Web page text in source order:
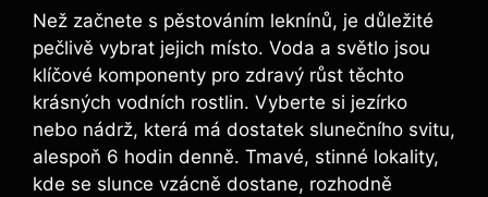
Než začnete s pěstováním leknínů, je důležité
pečlivě vybrat jejich místo. Voda a světlo jsou
klíčové komponenty pro zdravý růst těchto
krásných vodních rostlin. Vyberte si jezírko
nebo nádrž, která má dostatek slunečního svitu,
alespoň 6 hodin denně. Tmavé, stinné lokality,
kde se slunce vzácně dostane, rozhodně